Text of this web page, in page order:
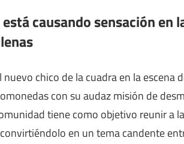
causando sensación
nuevo chico de la cuadra en la escena
con su audaz misión de
tiene como objetivo reunir a
en un tema candente